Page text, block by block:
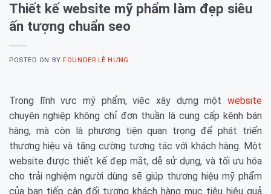
Thiết kế website mỹ phẩm làm đẹp siêu
ấn tượng chuẩn seo
POSTED ON BYFOUNDER LÊ HƯNG
Trong lĩnh vực mỹ phẩm, việc xây dựng một website
chuyên nghiệp không chỉ đơn thuần là cung cấp kênh bán
hàng, mà còn là phương tiện quan trọng để phát triển
thương hiệu và tăng cường tương tác với khách hàng. Một
website được thiết kế đẹp mắt, dễ sử dụng, và tối ưu hóa
cho trải nghiệm người dùng sẽ giúp thương hiệu mỹ phẩm
của bạn tiếp cận đối tượng khách hàng mục tiêu hiệu quả